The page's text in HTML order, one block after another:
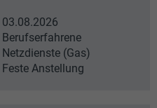
03.08.2026
Berufserfahrene
Netzdienste (Gas)
Feste Anstellung